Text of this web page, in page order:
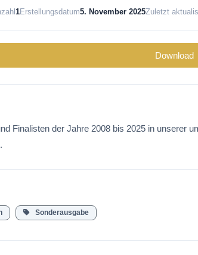
1Erstellungsdatum5. November 2025Zuletzt
Download
Finalisten der Jahre 2008 bis 2025 in unserer
Sonderausgabe